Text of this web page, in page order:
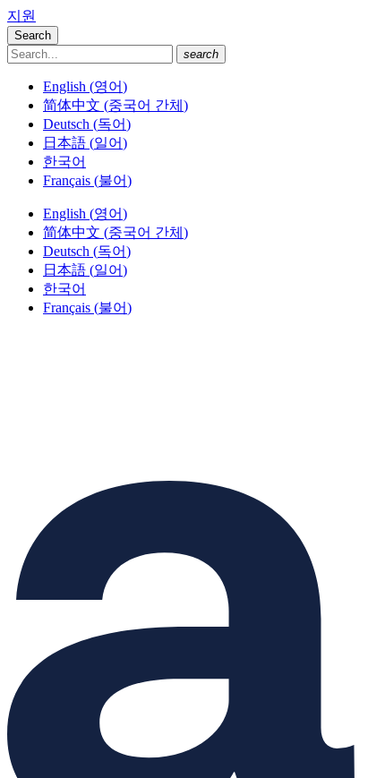
지원
Search
search
English (영어)
简体中文 (중국어 간체 )
Deutsch (독어)
日本語 (일어)
한국어
Français (불어)
English (영어)
简体中文 (중국어 간체 )
Deutsch (독어)
日本語 (일어)
한국어
Français (불어)